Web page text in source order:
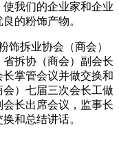
我们的企业家和企业
的粉饰产物。
拆业协会（商会）
拆协（商会）副会长
掌管会议并做交换和
）七届三次会长工做
长出席会议，监事长
和总结讲话。